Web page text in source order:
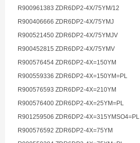
R900961383 ZDR6DP2-4X/75YM/12
R900406666 ZDR6DP2-4X/75YMJ
R900521450 ZDR6DP2-4X/75YMJV
R900452815 ZDR6DP2-4X/75YMV
R900576454 ZDR6DP2-4X=150YM
R900559336 ZDR6DP2-4X=150YM=PL
R900576593 ZDR6DP2-4X=210YM
R900576400 ZDR6DP2-4X=25YM=PL
R901259506 ZDR6DP2-4X=315YMSO4=PL
R900576592 ZDR6DP2-4X=75YM